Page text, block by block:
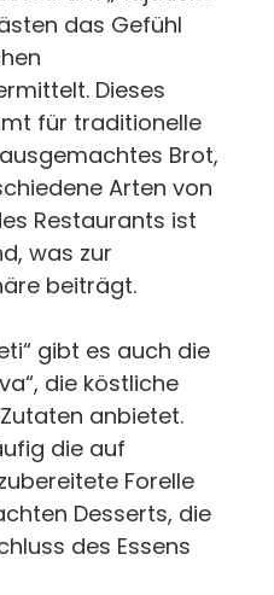
das Gefühl
Dieses
für traditionelle
Brot,
Arten von
Restaurants ist
was zur
beiträgt.
gibt es auch die
die köstliche
anbietet.
die auf
Forelle
Desserts, die
des Essens